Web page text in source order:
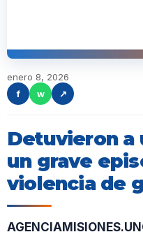
enero 8, 2026
f
w ↗
Detuvieron a
un grave
violencia de